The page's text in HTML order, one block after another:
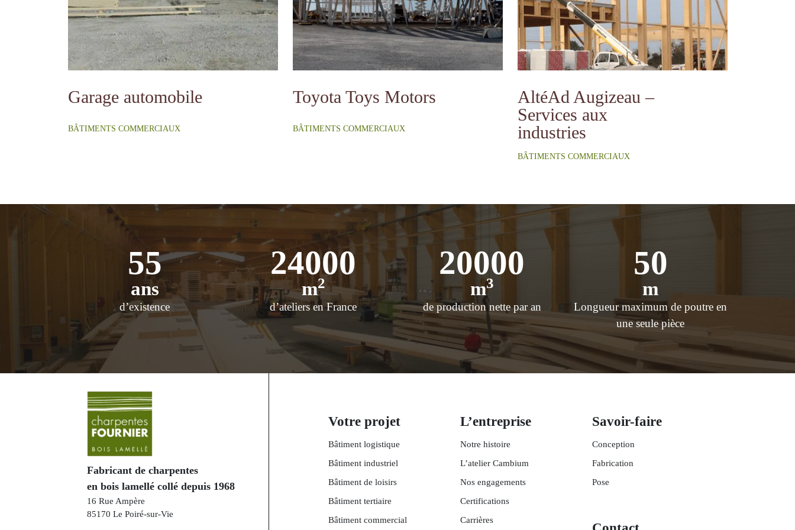
Garage automobile
BÂTIMENTS COMMERCIAUX
Toyota Toys Motors
BÂTIMENTS COMMERCIAUX
AltéAd Augizeau –
Services aux
industries
BÂTIMENTS COMMERCIAUX
55
ans
d’existence
24000
m2
d’ateliers en France
20000
m3
de production nette par an
50
m
Longueur maximum de poutre en
une seule pièce
Fabricant de charpentes
en bois lamellé collé depuis 1968
16 Rue Ampère
85170 Le Poiré-sur-Vie
Votre projet
Bâtiment logistique
Bâtiment industriel
Bâtiment de loisirs
Bâtiment tertiaire
Bâtiment commercial
L’entreprise
Notre histoire
L’atelier Cambium
Nos engagements
Certifications
Carrières
Savoir-faire
Conception
Fabrication
Pose